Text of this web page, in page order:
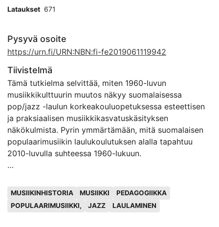
Lataukset 671
Pysyvä osoite
https://urn.fi/URN:NBN:fi-fe2019061119942
Tiivistelmä
Tämä tutkielma selvittää, miten 1960-luvun
musiikkikulttuurin muutos näkyy suomalaisessa
pop/jazz -laulun korkeakouluopetuksessa esteettisen
ja praksiaalisen musiikkikasvatuskäsityksen
näkökulmista. Pyrin ymmärtämään, mitä suomalaisen
populaarimusiikin laulukoulutuksen alalla tapahtuu
2010-luvulla suhteessa 1960-lukuun.
ovat:
1) Miten populaarimusiikin laulutapa kehittyi 1960-
MUSIIKINHISTORIA MUSIIKKI
PEDAGOGIIKKA
POPULAARIMUSIIKKI,
JAZZ LAULAMINEN